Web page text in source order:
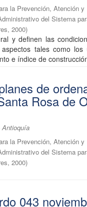
la Prevención, Atención y
del Sistema
, 2000)
y definen las
tales como los
e índice de
de
Rosa de
Antioquía
la Prevención, Atención y
del Sistema
, 2000)
043